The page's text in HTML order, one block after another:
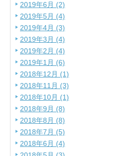
2019年6月 (2)
2019年5月 (4)
2019年4月 (3)
2019年3月 (4)
2019年2月 (4)
2019年1月 (6)
2018年12月 (1)
2018年11月 (3)
2018年10月 (1)
2018年9月 (8)
2018年8月 (8)
2018年7月 (5)
2018年6月 (4)